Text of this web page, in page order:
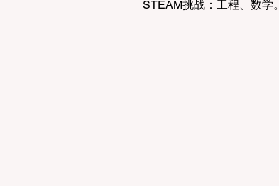
STEAM挑战：工程、数学。